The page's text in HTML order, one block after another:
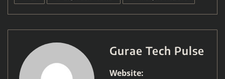
Gurae Tech Pulse
Website: